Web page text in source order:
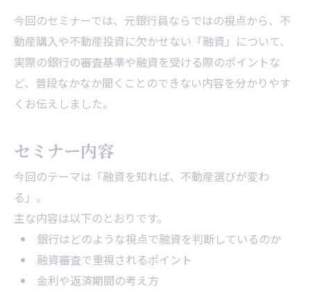
今回のセミナーでは、元銀行員ならではの視点から、不
動産購入や不動産投資に欠かせない「融資」について、
実際の銀行の審査基準や融資を受ける際のポイントな
ど、普段なかなか聞くことのできない内容を分かりやす
くお伝えしました。
セミナー内容
今回のテーマは「融資を知れば、不動産選びが変わ
る」。
主な内容は以下のとおりです。
銀行はどのような視点で融資を判断しているのか
融資審査で重視されるポイント
金利や返済期間の考え方